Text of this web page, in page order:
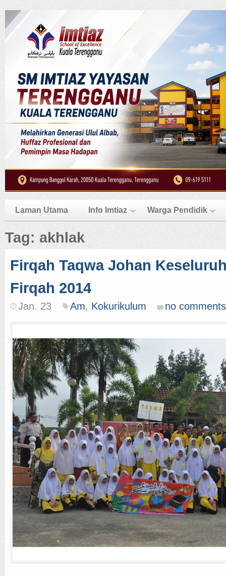
Laman Utama Info Imtiaz Warga Pendidik
Tag: akhlak
Firqah Taqwa Johan
Firqah 2014
Jan. 23 Am, Kokurikulum no comments